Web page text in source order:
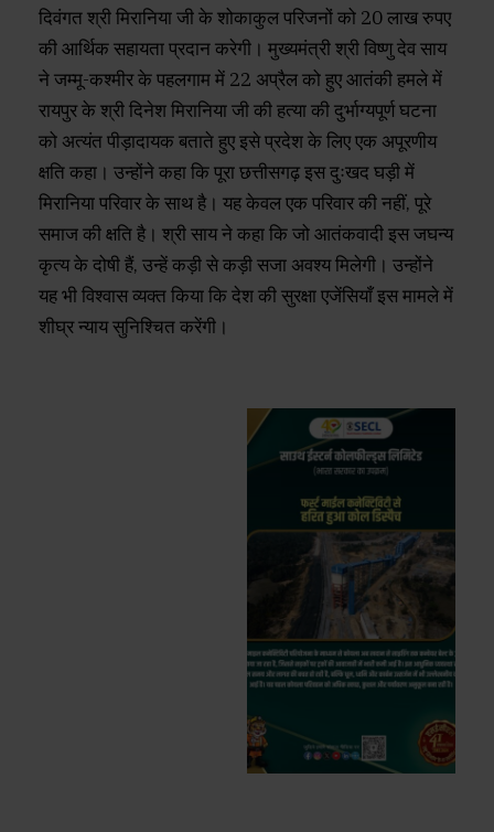
दिवंगत श्री मिरानिया जी के शोकाकुल परिजनों को 20 लाख रुपए
की आर्थिक सहायता प्रदान करेगी। मुख्यमंत्री श्री विष्णु देव साय
ने जम्मू-कश्मीर के पहलगाम में 22 अप्रैल को हुए आतंकी हमले में
रायपुर के श्री दिनेश मिरानिया जी की हत्या की दुर्भाग्यपूर्ण घटना
को अत्यंत पीड़ादायक बताते हुए इसे प्रदेश के लिए एक अपूरणीय
क्षति कहा। उन्होंने कहा कि पूरा छत्तीसगढ़ इस दुःखद घड़ी में
मिरानिया परिवार के साथ है। यह केवल एक परिवार की नहीं, पूरे
समाज की क्षति है। श्री साय ने कहा कि जो आतंकवादी इस जघन्य
कृत्य के दोषी हैं, उन्हें कड़ी से कड़ी सजा अवश्य मिलेगी। उन्होंने
यह भी विश्वास व्यक्त किया कि देश की सुरक्षा एजेंसियाँ इस मामले में
शीघ्र न्याय सुनिश्चित करेंगी।